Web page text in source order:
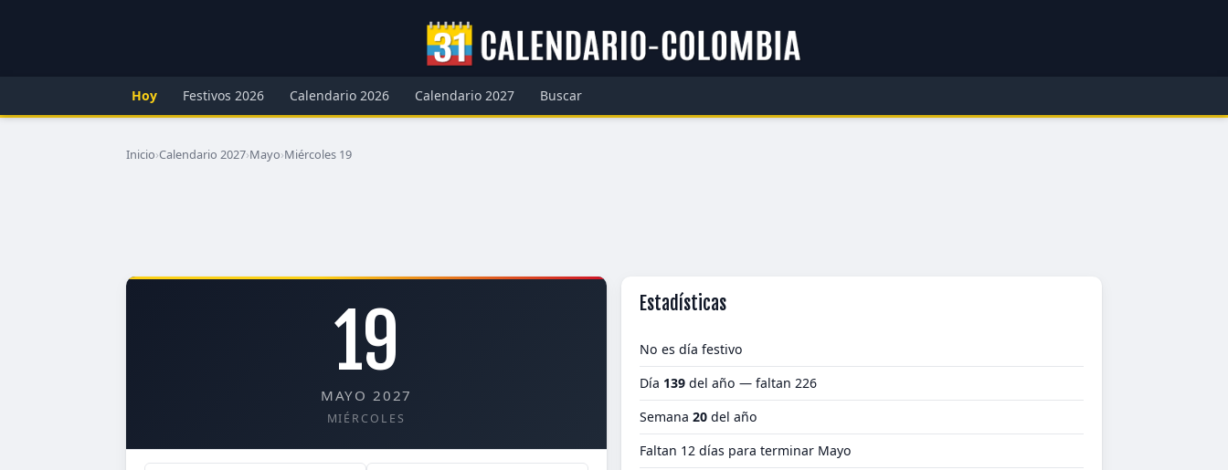
Hoy Festivos 2026 Calendario 2026 Calendario 2027 Buscar
Inicio›Calendario 2027›Mayo›Miércoles 19
19
MAYO 2027
MIÉRCOLES
Estadísticas
No es día festivo
Día 139 del año — faltan 226
Semana 20 del año
Faltan 12 días para terminar Mayo